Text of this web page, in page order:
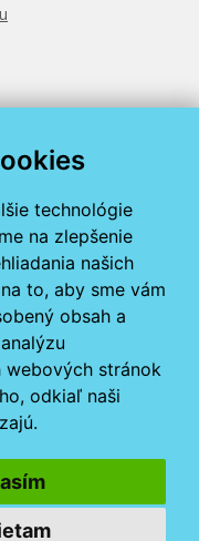
technológie
na zlepšenie
našich
to, aby sme vám
obsah a
webových stránok
odkiaľ naši
17. hod.